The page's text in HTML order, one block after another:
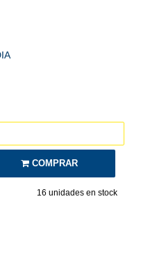
COMPRAR
16 unidades en stock